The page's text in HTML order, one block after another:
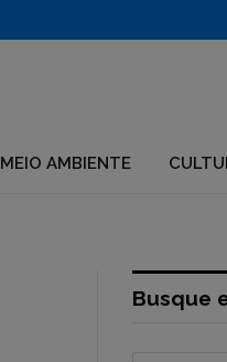
MEIO AMBIENTE
Busque